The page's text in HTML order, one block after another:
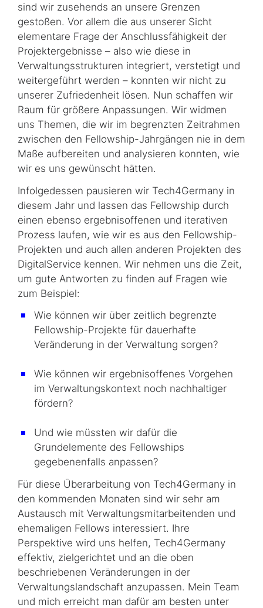
sind wir zusehends an unsere Grenzen
gestoßen. Vor allem die aus unserer Sicht
elementare Frage der Anschlussfähigkeit der
Projektergebnisse – also wie diese in
Verwaltungsstrukturen integriert, verstetigt und
weitergeführt werden – konnten wir nicht zu
unserer Zufriedenheit lösen. Nun schaffen wir
Raum für größere Anpassungen. Wir widmen
uns Themen, die wir im begrenzten Zeitrahmen
zwischen den Fellowship-Jahrgängen nie in dem
Maße aufbereiten und analysieren konnten, wie
wir es uns gewünscht hätten.
Infolgedessen pausieren wir Tech4Germany in
diesem Jahr und lassen das Fellowship durch
einen ebenso ergebnisoffenen und iterativen
Prozess laufen, wie wir es aus den Fellowship-
Projekten und auch allen anderen Projekten des
DigitalService kennen. Wir nehmen uns die Zeit,
um gute Antworten zu finden auf Fragen wie
zum Beispiel:
Wie können wir über zeitlich begrenzte
Fellowship-Projekte für dauerhafte
Veränderung in der Verwaltung sorgen?
Wie können wir ergebnisoffenes Vorgehen
im Verwaltungskontext noch nachhaltiger
fördern?
Und wie müssten wir dafür die
Grundelemente des Fellowships
gegebenenfalls anpassen?
Für diese Überarbeitung von Tech4Germany in
den kommenden Monaten sind wir sehr am
Austausch mit Verwaltungsmitarbeitenden und
ehemaligen Fellows interessiert. Ihre
Perspektive wird uns helfen, Tech4Germany
effektiv, zielgerichtet und an die oben
beschriebenen Veränderungen in der
Verwaltungslandschaft anzupassen. Mein Team
und mich erreicht man dafür am besten unter